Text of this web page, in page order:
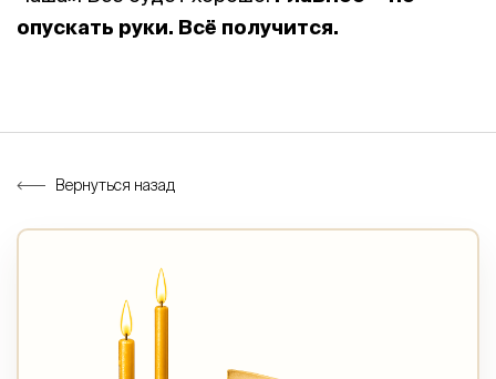
опускать руки. Всё получится.
Вернуться назад